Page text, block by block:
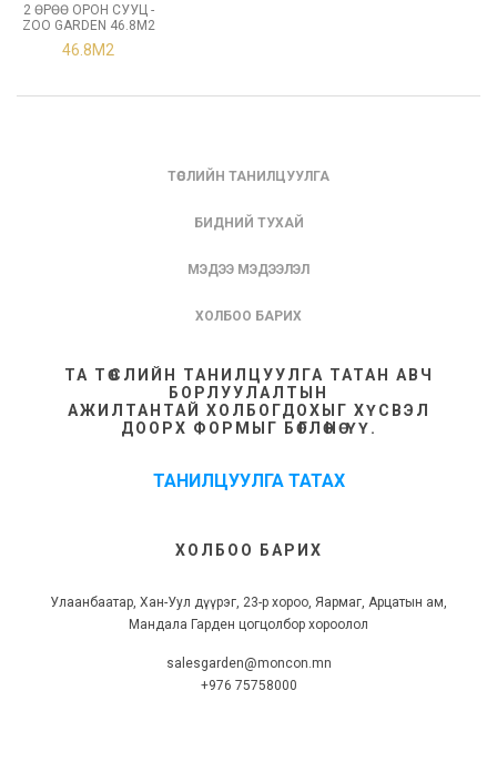
2 ӨРӨӨ ОРОН СУУЦ -
ZOO GARDEN 46.8М2
46.8М2
ТӨСЛИЙН ТАНИЛЦУУЛГА
БИДНИЙ ТУХАЙ
МЭДЭЭ МЭДЭЭЛЭЛ
ХОЛБОО БАРИХ
ТА ТӨСЛИЙН ТАНИЛЦУУЛГА ТАТАН АВЧ
БОРЛУУЛАЛТЫН
АЖИЛТАНТАЙ ХОЛБОГДОХЫГ ХҮСВЭЛ
ДООРХ ФОРМЫГ БӨГЛӨНӨ ҮҮ.
ТАНИЛЦУУЛГА ТАТАХ
ХОЛБОО БАРИХ
Улаанбаатар, Хан-Уул дүүрэг, 23-р хороо, Яармаг, Арцатын ам,
Мандала Гарден цогцолбор хороолол
salesgarden@moncon.mn
+976 75758000